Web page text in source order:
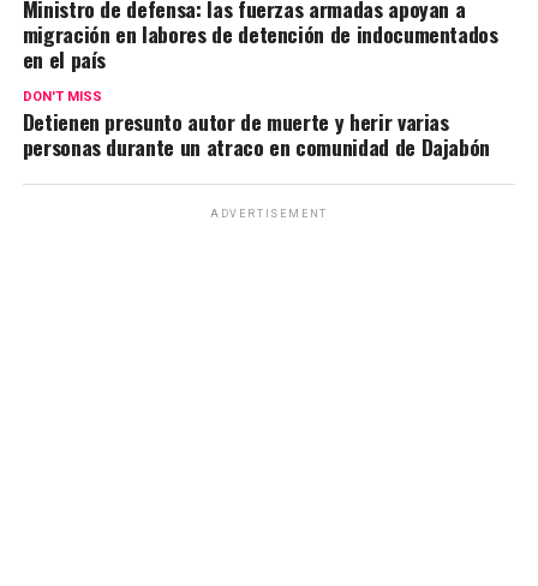
Ministro de defensa: las fuerzas armadas apoyan a
migración en labores de detención de indocumentados
en el país
DON'T MISS
Detienen presunto autor de muerte y herir varias
personas durante un atraco en comunidad de Dajabón
ADVERTISEMENT